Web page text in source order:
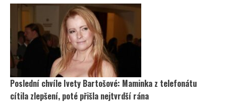
Poslední chvíle Ivety Bartošové: Maminka z telefonátu
cítila zlepšení, poté přišla nejtvrdší rána